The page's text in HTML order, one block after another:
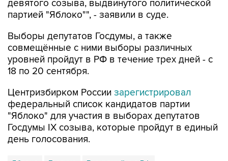
Выборы депутатов Госдумы, а также
уровней пройдут в РФ в течение трех дней - с
18 по 20 сентября.
Центризбирком России
"Яблоко" для участия в выборах депутатов
Госдумы IX созыва, которые пройдут в единый
день голосования.
Яблоко Госдума Верховный суд РФ